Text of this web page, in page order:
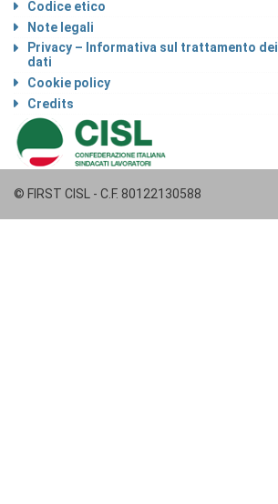
Codice etico
Note legali
Privacy – Informativa sul trattamento dei
dati
Cookie policy
Credits
© FIRST CISL - C.F. 80122130588